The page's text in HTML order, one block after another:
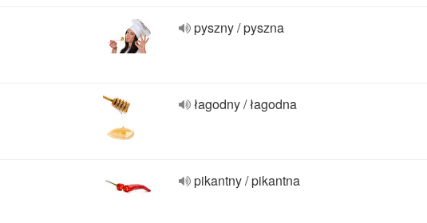
pyszny / pyszna
łagodny / łagodna
pikantny / pikantna